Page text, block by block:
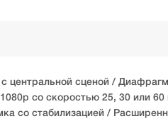
центральной сценой /
со скоростью 25, 30 или 60
со стабилизацией /